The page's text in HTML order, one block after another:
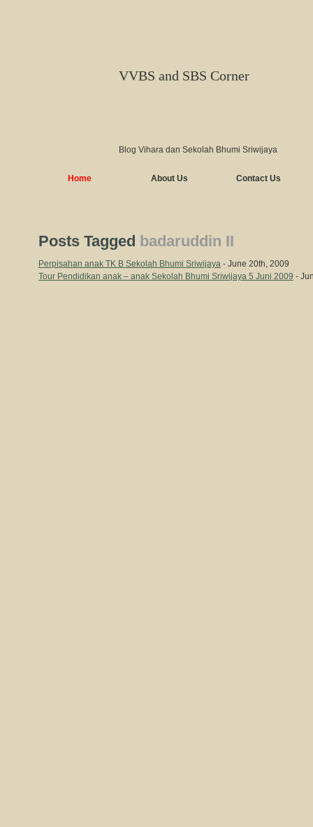
VVBS and SBS Corner
Blog Vihara dan Sekolah Bhumi Sriwijaya
Home About Us Contact Us
Posts Tagged badaruddin II
Perpisahan anak TK B Sekolah Bhumi Sriwijaya - June 20th, 2009
Tour Pendidikan anak – anak Sekolah Bhumi Sriwijaya 5 Juni 2009 -